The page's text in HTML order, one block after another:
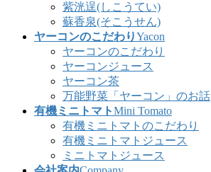
紫洸逞(しこうてい)
蘇香泉(そこうせん)
ヤーコンのこだわりYacon
ヤーコンのこだわり
ヤーコンジュース
ヤーコン茶
万能野菜「ヤーコン」のお話
有機ミニトマトMini Tomato
有機ミニトマトのこだわり
有機ミニトマトジュース
ミニトマトジュース